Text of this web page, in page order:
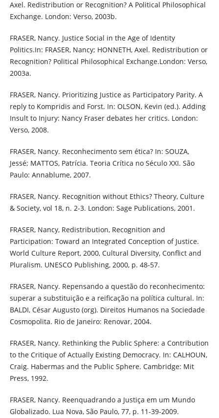
Axel. Redistribution or Recognition? A Political Philosophical
Exchange. London: Verso, 2003b.
FRASER, Nancy. Justice Social in the Age of Identity
Politics.In: FRASER, Nancy; HONNETH, Axel. Redistribution or
Recognition? Political Philosophical Exchange.London: Verso,
2003a.
FRASER, Nancy. Prioritizing Justice as Participatory Parity. A
reply to Kompridis and Forst. In: OLSON, Kevin (ed.). Adding
Insult to Injury: Nancy Fraser debates her critics. London:
Verso, 2008.
FRASER, Nancy. Reconhecimento sem ética? In: SOUZA,
Jessé; MATTOS, Patrícia. Teoria Crítica no Século XXI. São
Paulo: Annablume, 2007.
FRASER, Nancy. Recognition without Ethics? Theory, Culture
& Society, vol 18, n. 2-3. London: Sage Publications, 2001.
FRASER, Nancy, Redistribution, Recognition and
Participation: Toward an Integrated Conception of Justice.
World Culture Report, 2000, Cultural Diversity, Conflict and
Pluralism. UNESCO Publishing, 2000, p. 48-57.
FRASER, Nancy. Repensando a questão do reconhecimento:
superar a substituição e a reificação na política cultural. In:
BALDI, César Augusto (org). Direitos Humanos na Sociedade
Cosmopolita. Rio de Janeiro: Renovar, 2004.
FRASER, Nancy. Rethinking the Public Sphere: a Contribution
to the Critique of Actually Existing Democracy. In: CALHOUN,
Craig. Habermas and the Public Sphere. Cambridge: Mit
Press, 1992.
FRASER, Nancy. Reenquadrando a Justiça em um Mundo
Globalizado. Lua Nova, São Paulo, 77, p. 11-39-2009.